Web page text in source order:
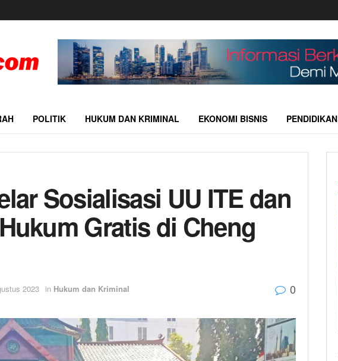
POLITIK HUKUM DAN KRIMINAL EKONOMI BISNIS PENDIDIKAN
Sosialisasi UU ITE dan
Gratis di Cheng
2023 in Hukum dan Kriminal 0